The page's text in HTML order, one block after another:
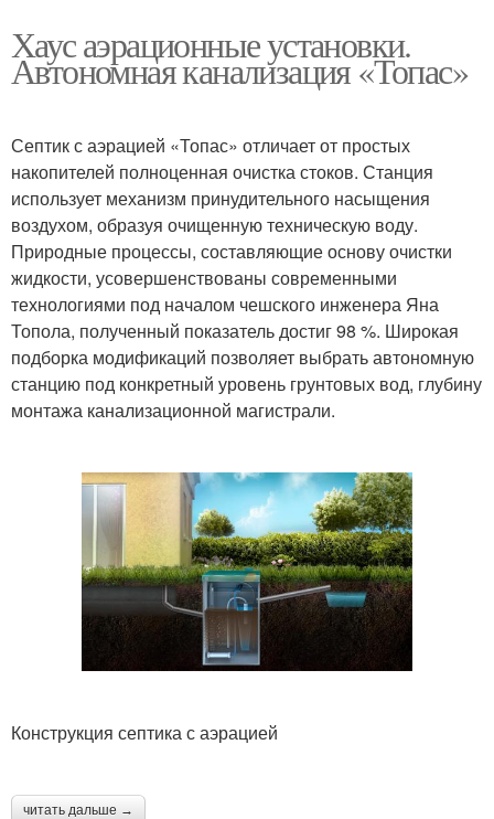
Хаус аэрационные установки.
Автономная канализация «Топас»
Септик с аэрацией «Топас» отличает от простых
накопителей полноценная очистка стоков. Станция
использует механизм принудительного насыщения
воздухом, образуя очищенную техническую воду.
Природные процессы, составляющие основу очистки
жидкости, усовершенствованы современными
технологиями под началом чешского инженера Яна
Топола, полученный показатель достиг 98 %. Широкая
подборка модификаций позволяет выбрать автономную
станцию под конкретный уровень грунтовых вод, глубину
монтажа канализационной магистрали.
Конструкция септика с аэрацией
читать дальше →